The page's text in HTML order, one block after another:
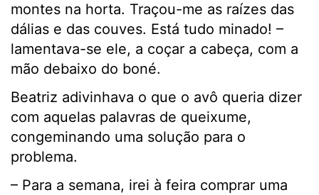
montes na horta. Traçou-me as raízes das
dálias e das couves. Está tudo minado! –
lamentava-se ele, a coçar a cabeça, com a
mão debaixo do boné.
Beatriz adivinhava o que o avô queria dizer
com aquelas palavras de queixume,
congeminando uma solução para o
problema.
– Para a semana, irei à feira comprar uma